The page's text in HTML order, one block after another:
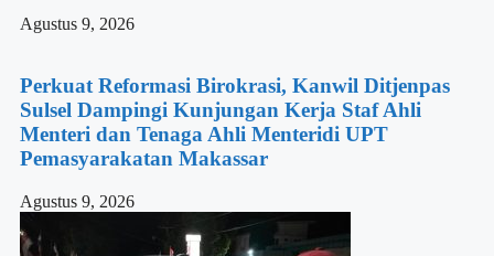
Agustus 9, 2026
Perkuat Reformasi Birokrasi, Kanwil Ditjenpas
Sulsel Dampingi Kunjungan Kerja Staf Ahli
Menteri dan Tenaga Ahli Menteridi UPT
Pemasyarakatan Makassar
Agustus 9, 2026